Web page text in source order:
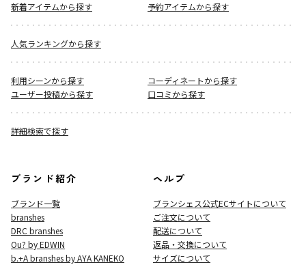
新着アイテムから探す
予約アイテムから探す
人気ランキングから探す
利用シーンから探す
コーディネートから探す
ユーザー投稿から探す
口コミから探す
詳細検索で探す
ブランド紹介
ブランド一覧
branshes
DRC branshes
Ou? by EDWIN
b.+A branshes by AYA KANEKO
ヘルプ
ブランシェス公式ECサイトについて
ご注文について
配送について
返品・交換について
サイズについて